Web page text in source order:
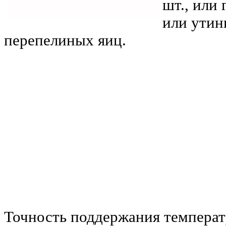
шт., или
или
перепелиных яиц.
Точность поддержания